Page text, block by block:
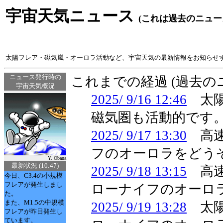
宇宙天気ニュース (これは過去のニュ
太陽フレア・磁気嵐・オーロラ活動など、宇宙天気の最新情報をお知らせ
ニュース発行時の
宇宙天気概況
Y. Obana
最新状況 (10:47)
今日、C3.4の小規模
フレアが発生しまし
た。
また、M1.5の中規模
フレアが昨日発生し
ています。
これまでの経過 (過去
2025/ 9/16 12:46 太
磁気圏も活動的です
2025/ 9/17 13:30 高
フのオーロラをどう
2025/ 9/18 13:15 高
ローナイフのオーロ
2025/ 9/19 13:28 太